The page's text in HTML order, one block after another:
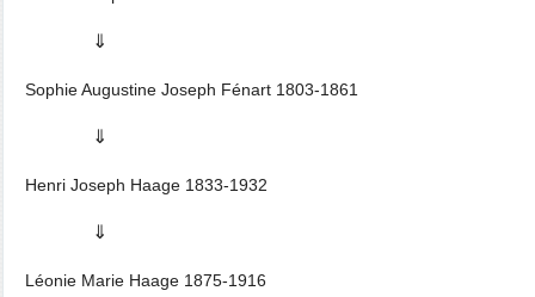
⇓
Sophie Augustine Joseph Fénart 1803-1861
⇓
Henri Joseph Haage 1833-1932
⇓
Léonie Marie Haage 1875-1916